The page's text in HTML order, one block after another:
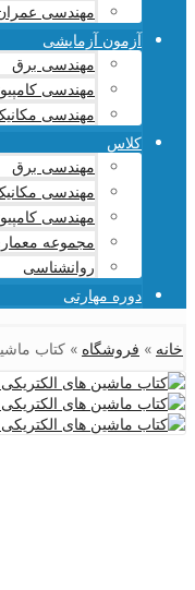
مهندسی
آزمون آزمایشی
مهندسی برق
مهندسی
مهندسی
کلاس
مهندسی برق
مهندسی
مهندسی
مجموعه
روانشناسی
دوره مهارتی
خانه » فروشگاه » کتاب